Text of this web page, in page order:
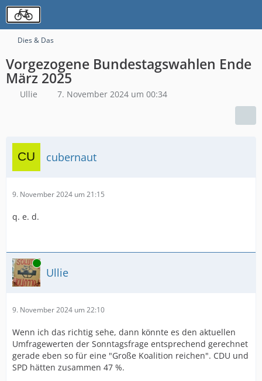
Dies & Das
Vorgezogene Bundestagswahlen Ende
März 2025
Ullie 7. November 2024 um 00:34
cubernaut
9. November 2024 um 21:15
q. e. d.
Online
Ullie
9. November 2024 um 22:10
Wenn ich das richtig sehe, dann könnte es den aktuellen
Umfragewerten der Sonntagsfrage entsprechend gerechnet
gerade eben so für eine "Große Koalition reichen". CDU und
SPD hätten zusammen 47 %.